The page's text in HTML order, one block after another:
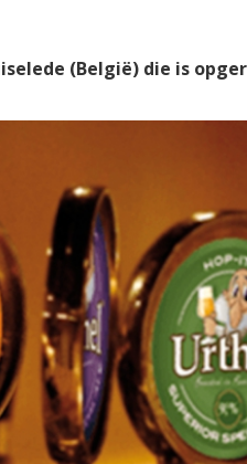
(België) die is